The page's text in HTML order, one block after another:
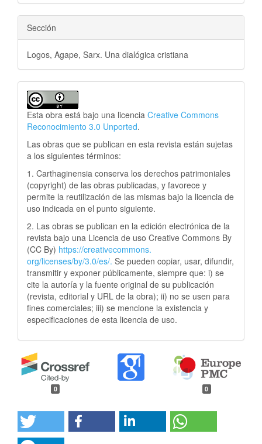
Sección
Logos, Agape, Sarx. Una dialógica cristiana
Esta obra está bajo una licencia Creative Commons
Reconocimiento 3.0 Unported.
Las obras que se publican en esta revista están sujetas
a los siguientes términos:
1. Carthaginensia conserva los derechos patrimoniales
(copyright) de las obras publicadas, y favorece y
permite la reutilización de las mismas bajo la licencia de
uso indicada en el punto siguiente.
2. Las obras se publican en la edición electrónica de la
revista bajo una Licencia de uso Creative Commons By
(CC By) https://creativecommons.
org/licenses/by/3.0/es/. Se pueden copiar, usar, difundir,
transmitir y exponer públicamente, siempre que: i) se
cite la autoría y la fuente original de su publicación
(revista, editorial y URL de la obra); ii) no se usen para
fines comerciales; iii) se mencione la existencia y
especificaciones de esta licencia de uso.
0 0